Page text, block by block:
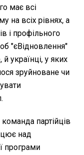
має всі
на всіх рівнях, а
і профільного
"єВідновлення"
українці, у яких
зруйноване чи
партійців
над
програми